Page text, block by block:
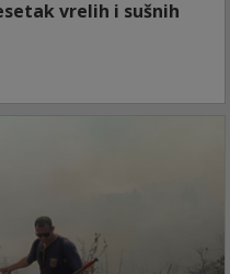
vrelih i sušnih